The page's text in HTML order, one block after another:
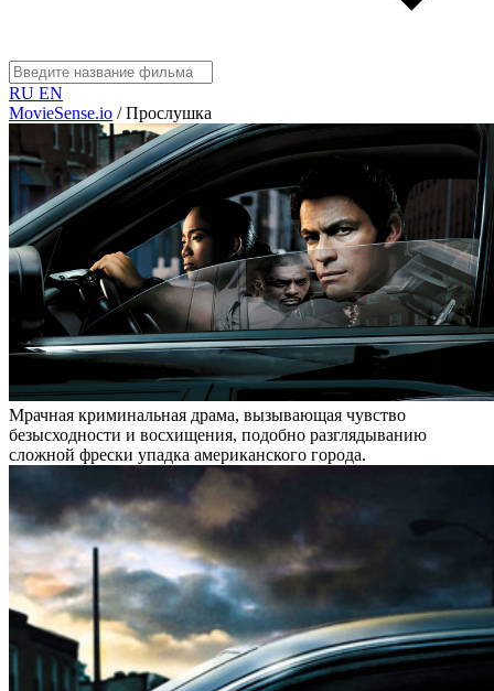
RU EN
MovieSense.io / Прослушка
Мрачная криминальная драма, вызывающая чувство
безысходности и восхищения, подобно разглядыванию
сложной фрески упадка американского города.